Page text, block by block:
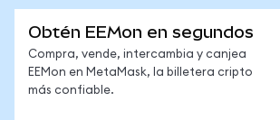
Obtén EEMon en segundos
Compra, vende, intercambia y canjea
EEMon en MetaMask, la billetera cripto
más confiable.